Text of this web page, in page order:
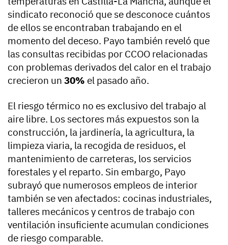
sindicato reconoció que se desconoce cuántos
de ellos se encontraban trabajando en el
momento del deceso. Payo también reveló que
las consultas recibidas por CCOO relacionadas
con problemas derivados del calor en el trabajo
crecieron un 30% el pasado año.
El riesgo térmico no es exclusivo del trabajo al
aire libre. Los sectores más expuestos son la
construcción, la jardinería, la agricultura, la
limpieza viaria, la recogida de residuos, el
mantenimiento de carreteras, los servicios
forestales y el reparto. Sin embargo, Payo
subrayó que numerosos empleos de interior
también se ven afectados: cocinas industriales,
talleres mecánicos y centros de trabajo con
ventilación insuficiente acumulan condiciones
de riesgo comparable.